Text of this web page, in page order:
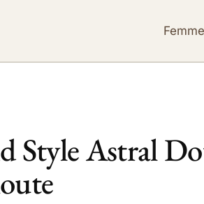
Femme
Style Astral